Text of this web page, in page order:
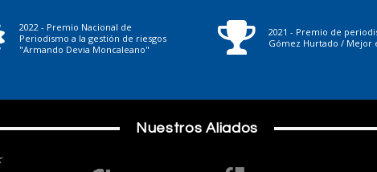
2022 - Premio Nacional de
Periodismo a la gestión de riesgos
"Armando Devia Moncaleano"
2021 - Premio de
Gómez Hurtado / Mejor
Nuestros Aliados